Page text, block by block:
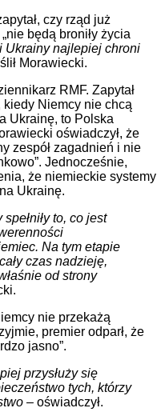
czy rząd już
będą broniły życia
Ukrainy najlepiej chroni
Morawiecki.
RMF. Zapytał
Niemcy nie chcą
Ukrainę, to Polska
oświadczył, że
zespół zagadnień i nie
Jednocześnie,
że niemieckie systemy
Ukrainę.
to, co jest
Na tym etapie
czas nadzieję,
od strony
nie przekażą
premier odparł, że
jasno”.
przysłuży się
tych, którzy
– oświadczył.